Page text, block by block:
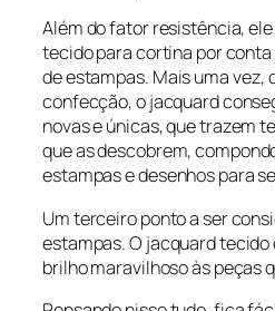
Além do fator resistência,
tecido para cortina por
de estampas. Mais uma vez,
confecção, o jacquard
novas e únicas, que trazem
que as descobrem,
estampas e desenhos para
Um terceiro ponto a ser
estampas. O jacquard
brilho maravilhoso às peças